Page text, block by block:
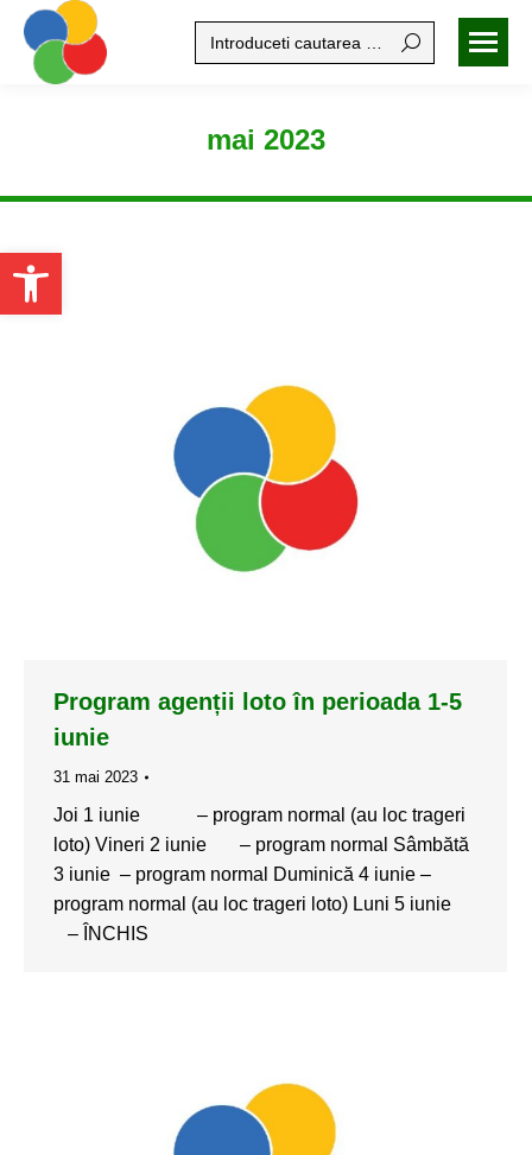
Open toolbar
Search:
mai 2023
Program agenții loto în perioada 1-5
iunie
31 mai 2023
Joi 1 iunie – program normal (au loc trageri
loto) Vineri 2 iunie – program normal Sâmbătă
3 iunie – program normal Duminică 4 iunie –
program normal (au loc trageri loto) Luni 5 iunie
– ÎNCHIS